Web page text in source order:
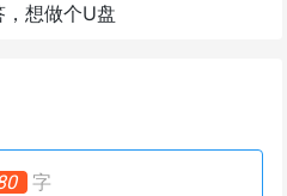
想做个U盘
字